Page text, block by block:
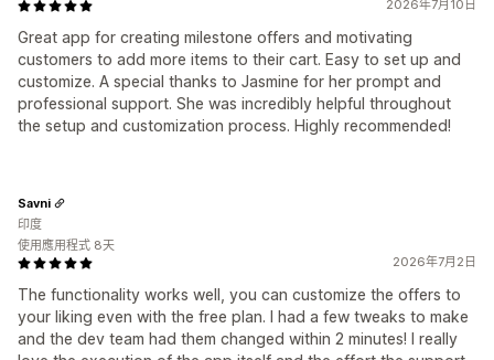
2026年7月10日
Great app for creating milestone offers and motivating
customers to add more items to their cart. Easy to set up and
customize. A special thanks to Jasmine for her prompt and
professional support. She was incredibly helpful throughout
the setup and customization process. Highly recommended!
2026年7月2日
The functionality works well, you can customize the offers to
your liking even with the free plan. I had a few tweaks to make
and the dev team had them changed within 2 minutes! I really
Savni
印度
使用應用程式 8天